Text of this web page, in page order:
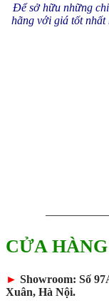
Để sở hữu những
hãng với giá tốt nhất
CỬA
► Showroom: Số
Xuân, Hà Nội.